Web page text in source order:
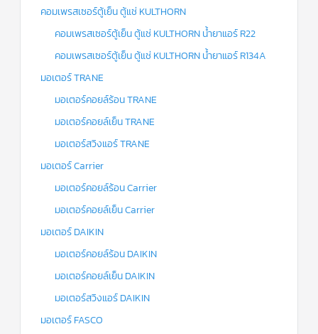
คอมเพรสเซอร์ตู้เย็น ตู้แช่ KULTHORN
คอมเพรสเซอร์ตู้เย็น ตู้แช่ KULTHORN น้ำยาแอร์ R22
คอมเพรสเซอร์ตู้เย็น ตู้แช่ KULTHORN น้ำยาแอร์ R134A
มอเตอร์ TRANE
มอเตอร์คอยล์ร้อน TRANE
มอเตอร์คอยล์เย็น TRANE
มอเตอร์สวิงแอร์ TRANE
มอเตอร์ Carrier
มอเตอร์คอยล์ร้อน Carrier
มอเตอร์คอยล์เย็น Carrier
มอเตอร์ DAIKIN
มอเตอร์คอยล์ร้อน DAIKIN
มอเตอร์คอยล์เย็น DAIKIN
มอเตอร์สวิงแอร์ DAIKIN
มอเตอร์ FASCO